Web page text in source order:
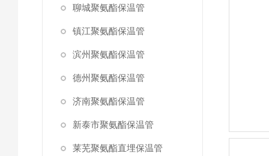
聊城聚氨酯保温管
镇江聚氨酯保温管
滨州聚氨酯保温管
德州聚氨酯保温管
济南聚氨酯保温管
新泰市聚氨酯保温管
莱芜聚氨酯直埋保温管